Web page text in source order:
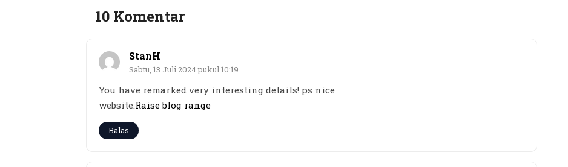
10 Komentar
StanH
Sabtu, 13 Juli 2024 pukul 10:19
You have remarked very interesting details! ps nice
website.Raise blog range
Balas